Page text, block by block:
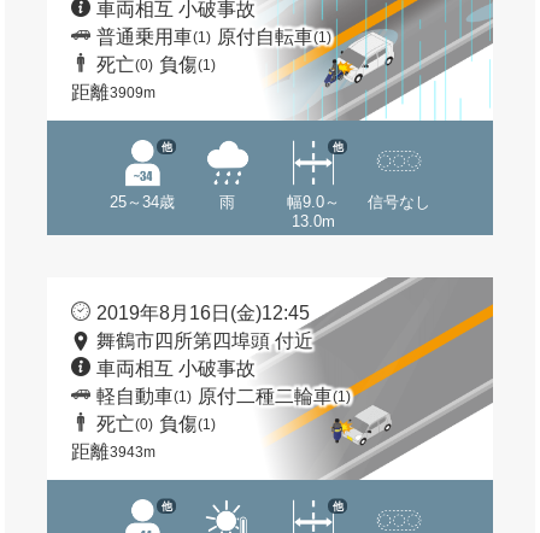
車両相互 小破事故
普通乗用車(1) 原付自転車(1)
死亡(0) 負傷(1)
距離3909m
25～34歳
他
雨
幅9.0～
13.0m
他
信号なし
2019年8月16日(金)12:45
舞鶴市四所第四埠頭 付近
車両相互 小破事故
軽自動車(1) 原付二種二輪車(1)
死亡(0) 負傷(1)
距離3943m
他 他